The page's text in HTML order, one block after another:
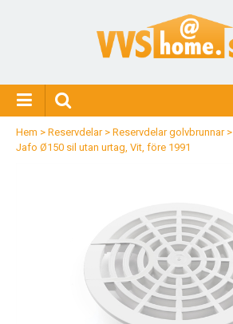
Hem > Reservdelar> Reservdelar golvbrunnar>
Jafo Ø150 sil utan urtag, Vit, före 1991